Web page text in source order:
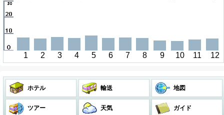
1 2 3 4 5 6 7 8 9 10 11 12
ホテル 輸送 地図
ツアー 天気 ガイド